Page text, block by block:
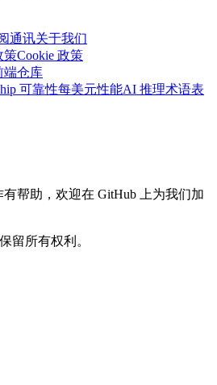
通讯关于我们
策Cookie 政策
端仓库
可靠性每美元性能AI 推理术语表
帮助，欢迎在 GitHub 上为我们加
保留所有权利。